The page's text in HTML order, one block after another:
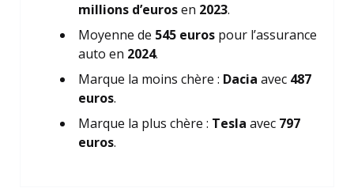
millions d’eurosen 2023.
Moyenne de 545 euros pour l’assurance
auto en 2024.
Marque la moins chère : Dacia avec 487
euros.
Marque la plus chère : Tesla avec 797
euros.